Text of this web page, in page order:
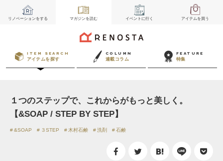
リノベーションをする マガジンを読む イベント に行く アイテムを買う
ITEM SEARCH
アイテムを探す
COLUMN
連載コラム
FEATURE
特集
１つのステップで、これからがもっと美しく。
【&SOAP / STEP BY STEP】
&SOAP ３STEP 木村石鹸 洗剤 石鹸